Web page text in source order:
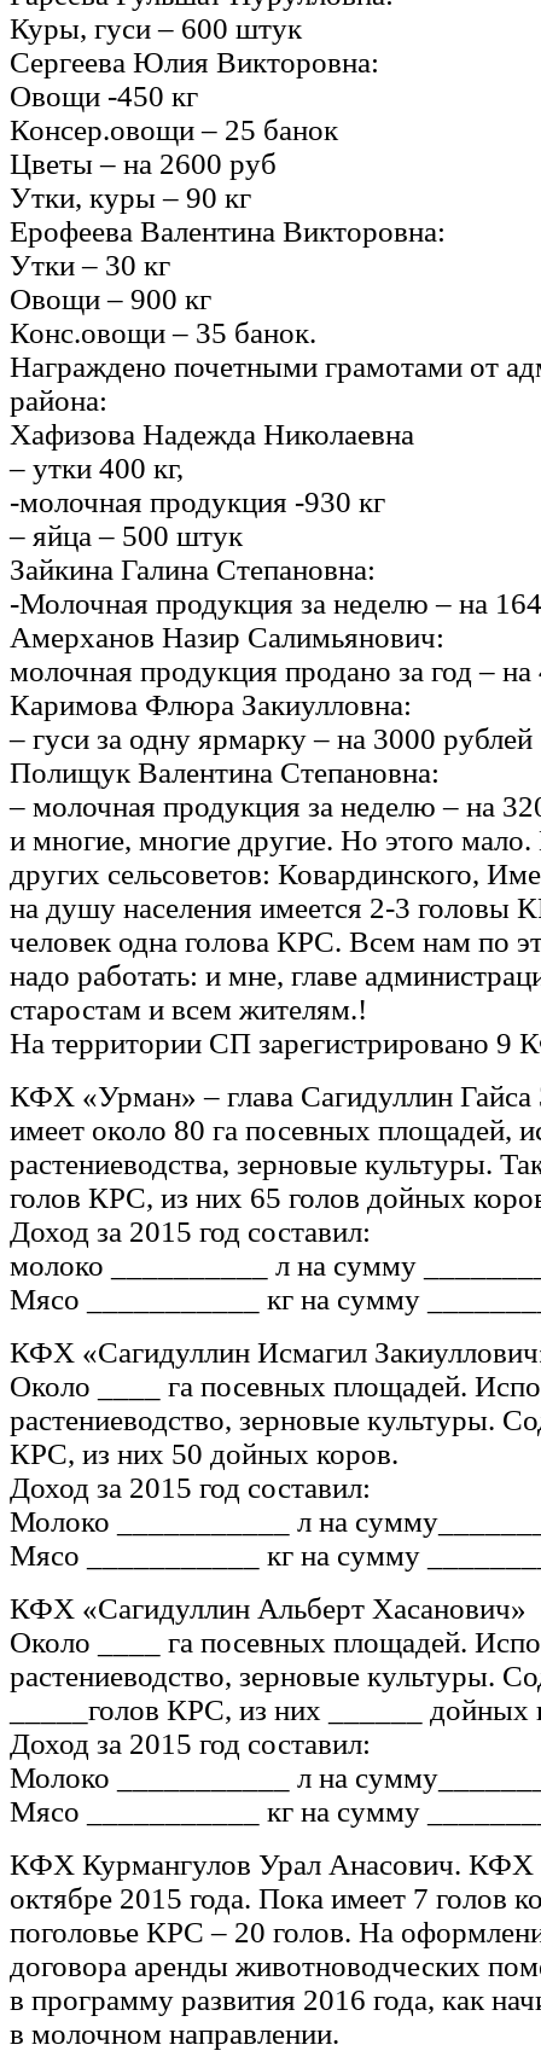
Куры, гуси – 600 штук
Сергеева Юлия Викторовна:
Овощи -450 кг
Консер.овощи – 25 банок
Цветы – на 2600 руб
Утки, куры – 90 кг
Ерофеева Валентина Викторовна:
Утки – 30 кг
Овощи – 900 кг
Конс.овощи – 35 банок.
Награждено почетными грамотами от
района:
Хафизова Надежда Николаевна
– утки 400 кг,
-молочная продукция -930 кг
– яйца – 500 штук
Зайкина Галина Степановна:
-Молочная продукция за неделю – на
Амерханов Назир Салимьянович:
молочная продукция продано за год –
Каримова Флюра Закиулловна:
– гуси за одну ярмарку – на 3000 рублей
Полищук Валентина Степановна:
– молочная продукция за неделю – на
и многие, многие другие. Но этого
других сельсоветов: Ковардинского,
на душу населения имеется 2-3 головы
человек одна голова КРС. Всем нам по
надо работать: и мне, главе
старостам и всем жителям.!
На территории СП зарегистрировано 9
КФХ «Урман» – глава Сагидуллин Гайса
имеет около 80 га посевных площадей,
растениеводства, зерновые культуры.
голов КРС, из них 65 голов дойных
Доход за 2015 год составил:
молоко __________ л на сумму
Мясо ___________ кг на сумму
КФХ «Сагидуллин Исмагил
Около ____ га посевных площадей.
растениеводство, зерновые культуры.
КРС, из них 50 дойных коров.
Доход за 2015 год составил:
Молоко ___________ л на
Мясо ___________ кг на сумму
КФХ «Сагидуллин Альберт Хасанович»
Около ____ га посевных площадей.
растениеводство, зерновые культуры.
_____голов КРС, из них ______ дойных
Доход за 2015 год составил:
Молоко ___________ л на
Мясо ___________ кг на сумму
КФХ Курмангулов Урал Анасович. КФХ
октябре 2015 года. Пока имеет 7 голов
поголовье КРС – 20 голов. На
договора аренды животноводческих
в программу развития 2016 года, как
в молочном направлении.